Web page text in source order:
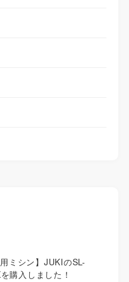
用ミシン】JUKIのSL-
購入しました！